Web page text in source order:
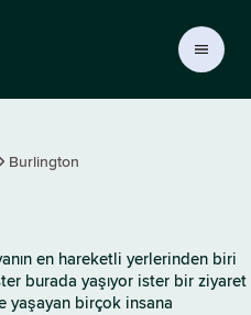
Burlington
en hareketli yerlerinden biri
burada yaşıyor ister bir ziyaret
yaşayan birçok insana